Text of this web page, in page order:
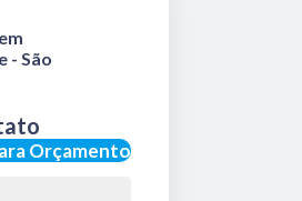
Orçamento
- São